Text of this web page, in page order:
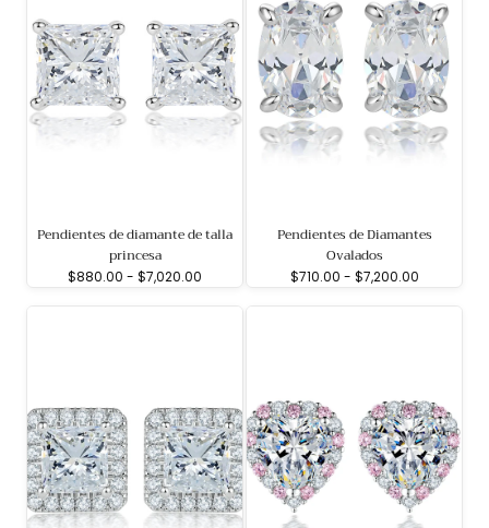
Pendientes de diamante de talla
princesa
Precio
$880.00 - Precio
$7,020.00
Pendientes de Diamantes
Ovalados
Precio
$710.00 - Precio
$7,200.00